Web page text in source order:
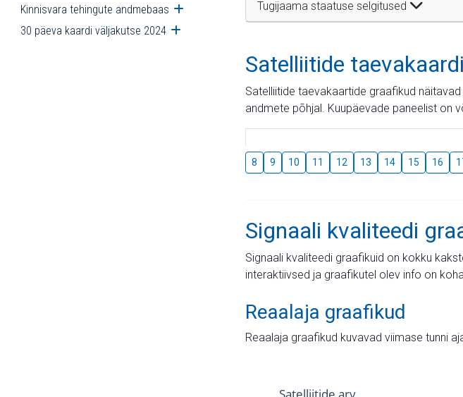
Kinnisvara tehingute andmebaas Ava alammenüü
30 päeva kaardi väljakutse 2024 Ava alammenüü
Tugijaama staatuse selgitused
Satelliitide
Satelliitide taevakaartide graafikud
andmete põhjal. Kuupäevade paneelist on
8 9 10 11 12 13 14 15 16
Signaali kvaliteedi
Signaali kvaliteedi graafikuid on kokku
interaktiivsed ja graafikutel olev info on
Reaalaja graafikud
Reaalaja graafikud kuvavad viimase tunni